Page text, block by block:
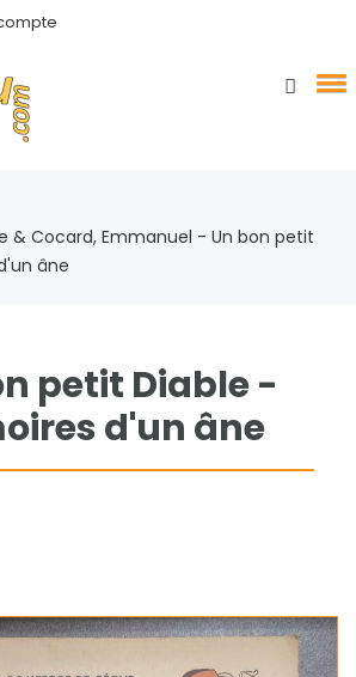
& Cocard, Emmanuel - Un bon petit
âne
petit Diable -
d'un âne